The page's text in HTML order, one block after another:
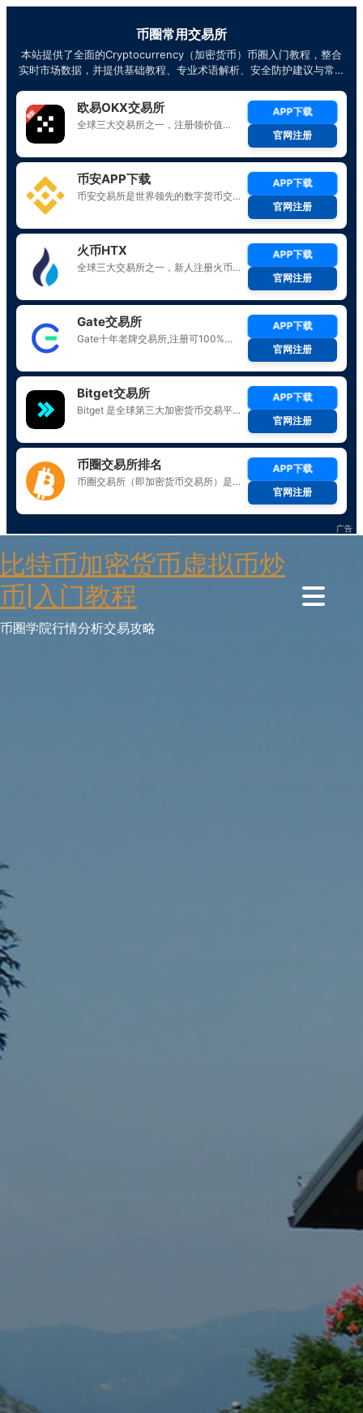
to
content
比特币加密货币虚拟币炒
币|入门教程
币圈学院行情分析交易攻略